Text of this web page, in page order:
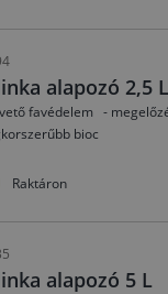
alapozó 2,5 L
favédelem -
bioc
Raktáron
alapozó 5 L